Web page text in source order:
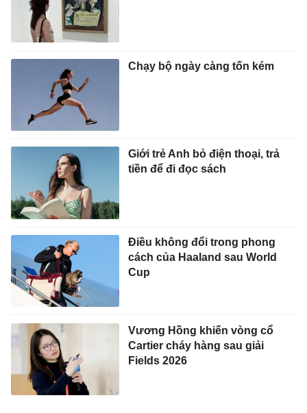
Chạy bộ ngày càng tốn kém
Giới trẻ Anh bỏ điện thoại, trả
tiền để đi đọc sách
Điều không đổi trong phong
cách của Haaland sau World
Cup
Vương Hồng khiến vòng cổ
Cartier cháy hàng sau giải
Fields 2026